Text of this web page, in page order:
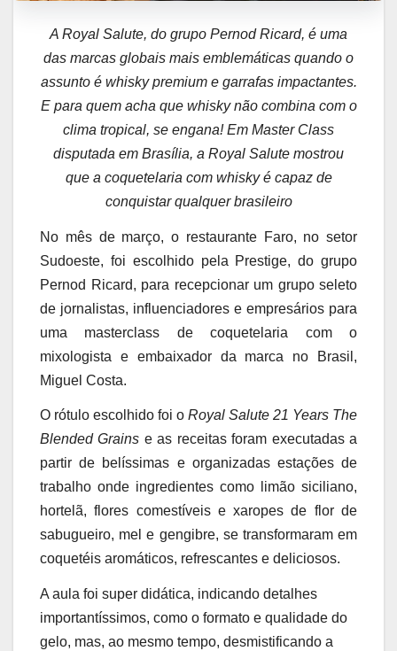
A Royal Salute, do grupo Pernod Ricard, é uma
das marcas globais mais emblemáticas quando o
assunto é whisky premium e garrafas impactantes.
E para quem acha que whisky não combina com o
clima tropical, se engana! Em Master Class
disputada em Brasília, a Royal Salute mostrou
que a coquetelaria com whisky é capaz de
conquistar qualquer brasileiro
No mês de março, o restaurante Faro, no setor
Sudoeste, foi escolhido pela Prestige, do grupo
Pernod Ricard, para recepcionar um grupo seleto
de jornalistas, influenciadores e empresários para
uma masterclass de coquetelaria com o
mixologista e embaixador da marca no Brasil,
Miguel Costa.
O rótulo escolhido foi o Royal Salute 21 Years The
Blended Grains e as receitas foram executadas a
partir de belíssimas e organizadas estações de
trabalho onde ingredientes como limão siciliano,
hortelã, flores comestíveis e xaropes de flor de
sabugueiro, mel e gengibre, se transformaram em
coquetéis aromáticos, refrescantes e deliciosos.
A aula foi super didática, indicando detalhes
importantíssimos, como o formato e qualidade do
gelo, mas, ao mesmo tempo, desmistificando a